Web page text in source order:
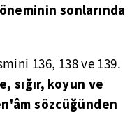
sonlarında
136, 138 ve 139.
sığır, koyun ve
sözcüğünden